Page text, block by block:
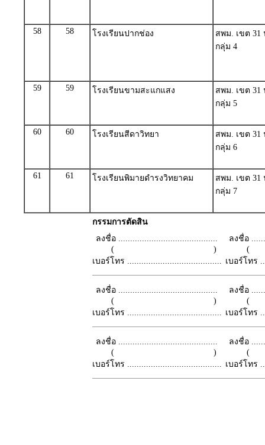
58 58 โรงเรียนปากช่อง
สพม. เขต
กลุ่ม 4
59 59 โรงเรียนขามสะแกแสง
สพม. เขต
กลุ่ม 5
60 60 โรงเรียนสีดาวิทยา
สพม. เขต
กลุ่ม 6
61 61 โรงเรียนพิมายดำรงวิทยาคม
สพม. เขต
กลุ่ม 7
กรรมการตัดสิน
ลงชื่อ ..........................................
( )
เบอร์โทร ........................................
ลงชื่อ
เบอร์โทร
ลงชื่อ ..........................................
( )
เบอร์โทร ........................................
ลงชื่อ
เบอร์โทร
ลงชื่อ ..........................................
( )
เบอร์โทร ........................................
ลงชื่อ
เบอร์โทร